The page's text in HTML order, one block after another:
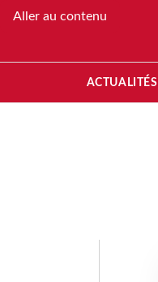
Aller au contenu
ACTUALITÉS